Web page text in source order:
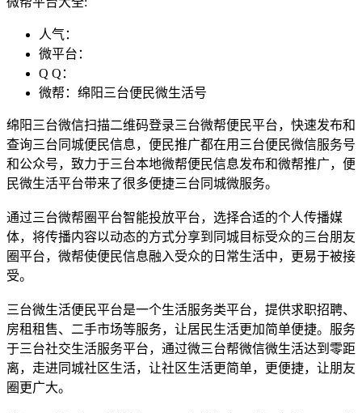
人气：
微平台：
Q Q：
微帮：绵阳三台便民微生活号
绵阳三台微信扫描二维码登录三台微帮便民平台，快速发布和
查询三台同城便民信息，便民推广都在用三台便民微信服务号
和公众号，致力于三台本地微帮便民信息发布和微帮推广，便
民微生活平台带来了很多便捷三台同城微服务。
通过三台微帮圈平台智能投放平台，选择合适的个人传播媒
体，将传播内容以动态的方式分享到同城目标受众的三台朋友
圈平台，微帮使便民信息融入受众的日常生活中，更易于被接
受。
三台微生活便民平台是一个生活服务类平台，提供求职招聘、
房租租售、二手市场等服务，让居民生活更加简单便捷。服务
于三台社交生活服务平台，通过微三台帮微信微生活达到零距
离，走进同城社区生活，让社区生活更简单，更便捷，让朋友
圈更广大。